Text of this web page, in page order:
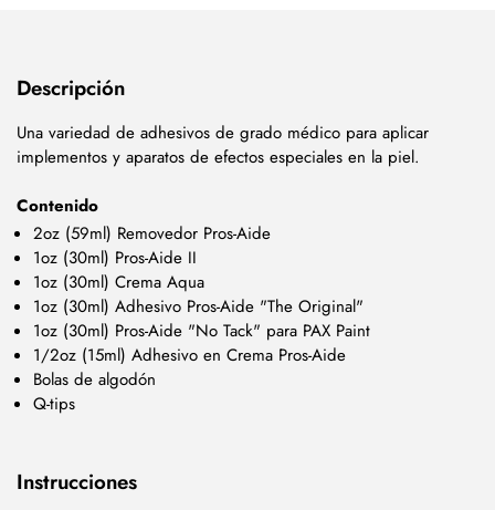
Descripción
Una variedad de adhesivos de grado médico para aplicar
implementos y aparatos de efectos especiales en la piel.
Contenido
2oz (59ml) Removedor Pros-Aide
1oz (30ml) Pros-Aide II
1oz (30ml) Crema Aqua
1oz (30ml) Adhesivo Pros-Aide "The Original"
1oz (30ml) Pros-Aide "No Tack" para PAX Paint
1/2oz (15ml) Adhesivo en Crema Pros-Aide
Bolas de algodón
Q-tips
Instrucciones